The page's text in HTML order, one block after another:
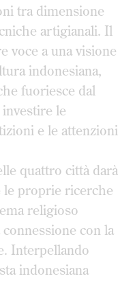
tra dimensione
artigianali. Il
voce a una visione
indonesiana,
fuoriesce dal
le
e le attenzioni
quattro città darà
le proprie ricerche
religioso
con la
Interpellando
indonesiana